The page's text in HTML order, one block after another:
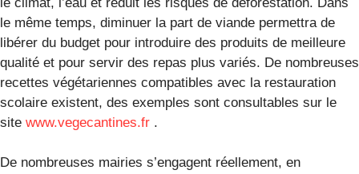
le même temps, diminuer la part de viande permettra de
libérer du budget pour introduire des produits de meilleure
qualité et pour servir des repas plus variés. De nombreuses
recettes végétariennes compatibles avec la restauration
scolaire existent, des exemples sont consultables sur le
site www.vegecantines.fr .
De nombreuses mairies s’engagent réellement, en